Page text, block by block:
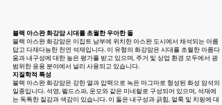
블랙 아스완 화강암 시대를 초월한 우아한 돌
블랙 아스완 화강암은 이집트 남부에 위치한 아스완 도시에서 채석되는 아름
답고 다재다능한 천연 석재입니다. 이 유형의 화강암은 시대를 초월한 아름다
움과 내구성에 대한 높은 평가를 받고 있으며, 주거 및 상업 환경 모두에서 광
범위한 응용 분야에서 널리 사용되고 있습니다.
지질학적 특성
블랙 아스완 화강암은 강한 열과 압력으로 녹은 마그마로 형성된 화성 암석의
일종입니다. 석영, 펠드스파, 운모와 같은 미네랄로 구성되어 있으며, 석재에
는 독특한 질감과 색감이 있습니다. 이 돌은 내구성과 긁힘, 얼룩 및 치핑에 대